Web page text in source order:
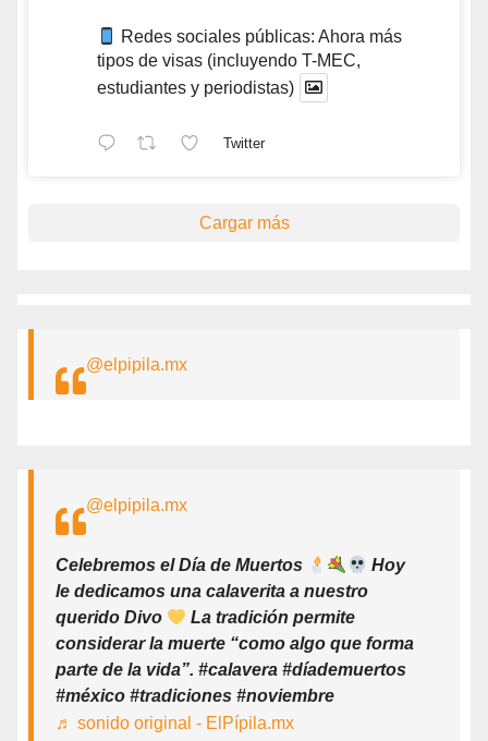
Redes sociales públicas: Ahora más
tipos de visas (incluyendo T-MEC,
estudiantes y periodistas)
Twitter
Cargar más
@elpipila.mx
@elpipila.mx
Celebremos el Día de Muertos
Hoy
le dedicamos una calaverita a nuestro
querido Divo
La tradición permite
considerar la muerte “como algo que forma
parte de la vida”. #calavera #díademuertos
#méxico #tradiciones #noviembre
♬ sonido original - ElPípila.mx